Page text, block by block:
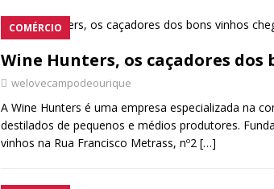
COMÉRCIO
Wine Hunters, os caçadores
welovecampodeourique
A Wine Hunters é uma empresa especializada na
destilados de pequenos e médios produtores.
vinhos na Rua Francisco Metrass, nº2 […]